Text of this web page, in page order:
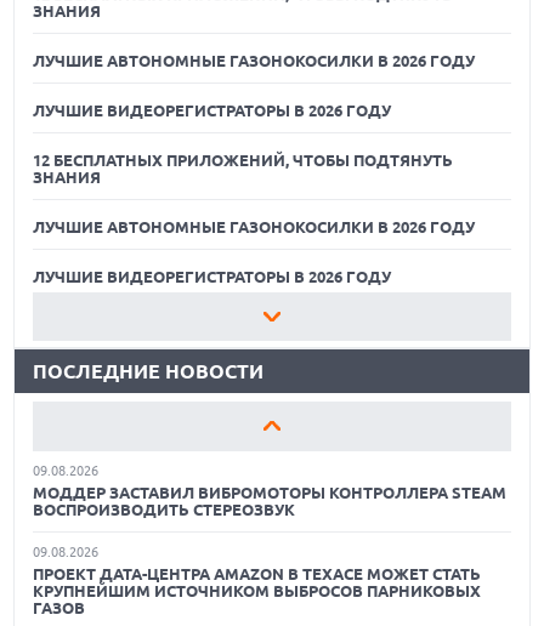
ЗНАНИЯ
ЛУЧШИЕ АВТОНОМНЫЕ ГАЗОНОКОСИЛКИ В 2026 ГОДУ
ЛУЧШИЕ ВИДЕОРЕГИСТРАТОРЫ В 2026 ГОДУ
12 БЕСПЛАТНЫХ ПРИЛОЖЕНИЙ, ЧТОБЫ ПОДТЯНУТЬ
ЗНАНИЯ
ЛУЧШИЕ АВТОНОМНЫЕ ГАЗОНОКОСИЛКИ В 2026 ГОДУ
ЛУЧШИЕ ВИДЕОРЕГИСТРАТОРЫ В 2026 ГОДУ
12 БЕСПЛАТНЫХ ПРИЛОЖЕНИЙ, ЧТОБЫ ПОДТЯНУТЬ
ЛУЧШИЕ АВТОНОМНЫЕ ГАЗОНОКОСИЛКИ В 2026 ГОДУ
12 БЕСПЛАТНЫХ ПРИЛОЖЕНИЙ, ЧТОБЫ ПОДТЯНУТЬ
ЗНАНИЯ
ЛУЧШИЕ АВТОНОМНЫЕ ГАЗОНОКОСИЛКИ В 2026 ГОДУ
ЛУЧШИЕ ВИДЕОРЕГИСТРАТОРЫ В 2026 ГОДУ
ПОСЛЕДНИЕ НОВОСТИ
09.08.2026
БАЗЕ IMEI
09.08.2026
МОДДЕР ЗАСТАВИЛ ВИБРОМОТОРЫ КОНТРОЛЛЕРА STEAM
ВОСПРОИЗВОДИТЬ СТЕРЕОЗВУК
09.08.2026
ПРОЕКТ ДАТА-ЦЕНТРА AMAZON В ТЕХАСЕ МОЖЕТ СТАТЬ
КРУПНЕЙШИМ ИСТОЧНИКОМ ВЫБРОСОВ ПАРНИКОВЫХ
ГАЗОВ